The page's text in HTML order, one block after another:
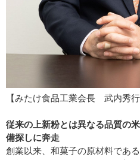
【みたけ食品工業会長 武内秀行
従来の上新粉とは異なる品質の
備探しに奔走
創業以来、和菓子の原材料であ